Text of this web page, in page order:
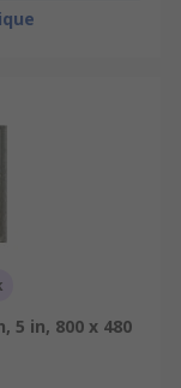
5 in, 800 x 480